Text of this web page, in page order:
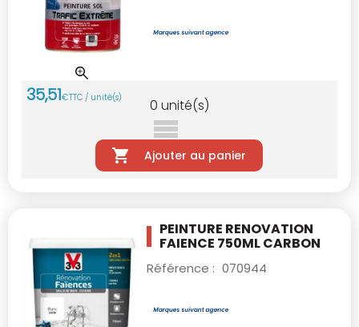
35,51€TTC / unité(s) 0 unité(s)
Ajouter au panier
PEINTURE RENOVATION
FAIENCE 750ML CARBON
Référence : 070944